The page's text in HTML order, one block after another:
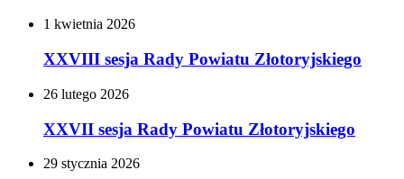
1 kwietnia 2026
XXVIII sesja Rady Powiatu Złotoryjskiego
26 lutego 2026
XXVII sesja Rady Powiatu Złotoryjskiego
29 stycznia 2026